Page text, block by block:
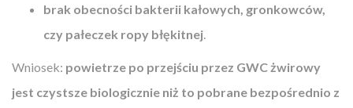
brak obecności bakterii kałowych, gronkowców,
czy pałeczek ropy błękitnej
Wniosek: powietrze po przejściu przez GWC żwirowy
jest czystsze biologicznie niż to pobrane bezpośrednio z